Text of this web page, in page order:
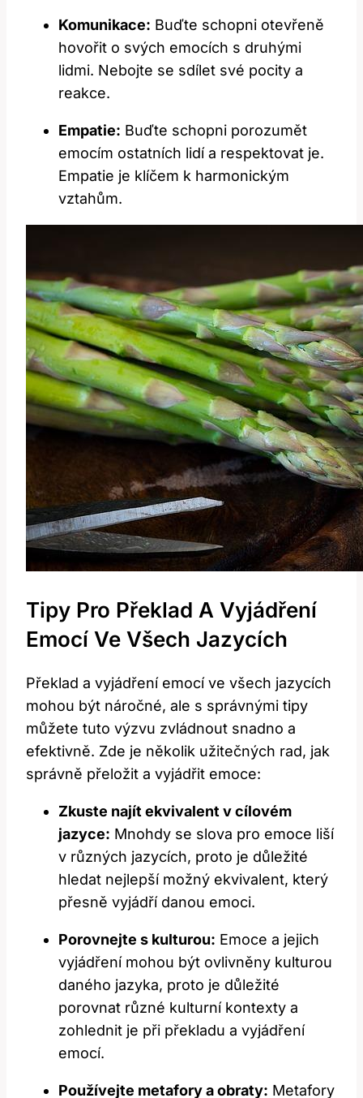
Komunikace: Buďte schopni otevřeně
hovořit o svých emocích s druhými
lidmi. Nebojte se sdílet své pocity a
reakce.
Empatie: Buďte schopni porozumět
emocím ostatních lidí a respektovat je.
Empatie je klíčem k harmonickým
vztahům.
Tipy Pro Překlad A Vyjádření
Emocí Ve Všech Jazycích
Překlad a vyjádření emocí ve všech jazycích
mohou být náročné, ale s správnými tipy
můžete tuto výzvu zvládnout snadno a
efektivně. Zde je několik užitečných rad, jak
správně přeložit a vyjádřit emoce:
Zkuste najít ekvivalent v cílovém
jazyce: Mnohdy se slova pro emoce liší
v různých jazycích, proto je důležité
hledat nejlepší možný ekvivalent, který
přesně vyjádří danou emoci.
Porovnejte s kulturou: Emoce a jejich
vyjádření mohou být ovlivněny kulturou
daného jazyka, proto je důležité
porovnat různé kulturní kontexty a
zohlednit je při překladu a vyjádření
emocí.
Používejte metafory a obraty: Metafory